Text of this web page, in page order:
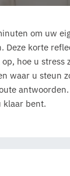
om uw
Deze korte
hoe u stress
waar u steun
klaar bent.